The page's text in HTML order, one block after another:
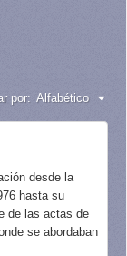
por: Alfabético
desde la
hasta su
de las actas de
se abordaban